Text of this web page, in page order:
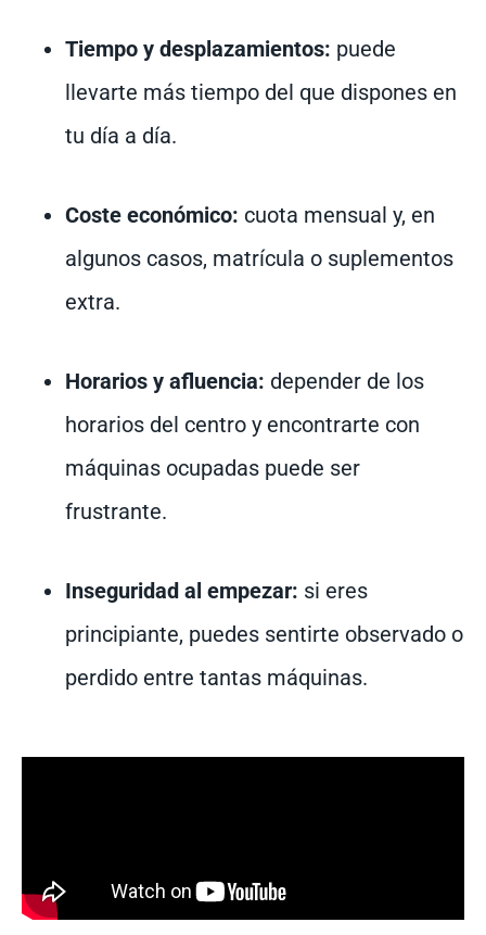
Tiempo y desplazamientos: puede
llevarte más tiempo del que dispones en
tu día a día.
Coste económico: cuota mensual y, en
algunos casos, matrícula o suplementos
extra.
Horarios y afluencia: depender de los
horarios del centro y encontrarte con
máquinas ocupadas puede ser
frustrante.
Inseguridad al empezar: si eres
principiante, puedes sentirte observado o
perdido entre tantas máquinas.